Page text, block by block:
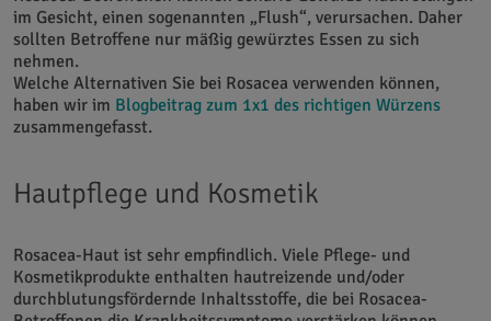
im Gesicht, einen sogenannten „Flush“, verursachen. Daher
sollten Betroffene nur mäßig gewürztes Essen zu sich
nehmen.
Welche Alternativen Sie bei Rosacea verwenden können,
haben wir im Blogbeitrag zum 1x1 des richtigen Würzens
zusammengefasst.
Hautpflege und Kosmetik
Rosacea-Haut ist sehr empfindlich. Viele Pflege- und
Kosmetikprodukte enthalten hautreizende und/oder
durchblutungsfördernde Inhaltsstoffe, die bei Rosacea-